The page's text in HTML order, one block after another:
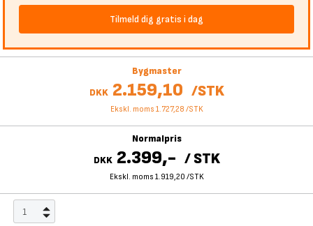
Tilmeld dig gratis i dag
Bygmaster
DKK 2.159,10 /STK
Ekskl. moms 1.727,28 /STK
Normalpris
DKK 2.399,- / STK
Ekskl. moms 1.919,20 /STK